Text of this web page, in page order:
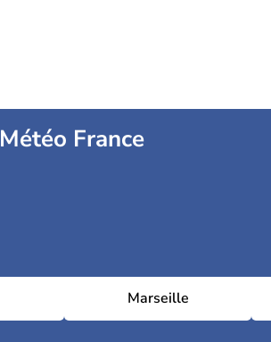
Météo France
Marseille